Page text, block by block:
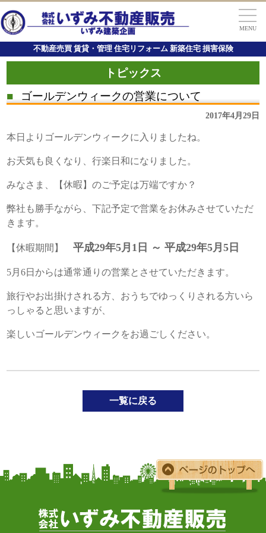
MENU
不動産売買 賃貸・管理 住宅リフォーム 新築住宅 損害保険
トピックス
■
ゴールデンウィークの営業について
2017年4月29日
本日よりゴールデンウィークに入りましたね。
お天気も良くなり、行楽日和になりました。
みなさま、【休暇】のご予定は万端ですか？
弊社も勝手ながら、下記予定で営業をお休みさせていただ
きます。
【休暇期間】平成29年5月1日 ～ 平成29年5月5日
5月6日からは通常通りの営業とさせていただきます。
旅行やお出掛けされる方、おうちでゆっくりされる方いら
っしゃると思いますが、
楽しいゴールデンウィークをお過ごしください。
一覧に戻る